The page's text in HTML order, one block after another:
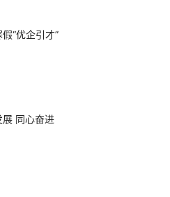
“优企引才”
展 同心奋进